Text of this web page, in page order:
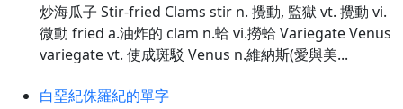
炒海瓜子 Stir-fried Clams stir n. 攪動, 監獄 vt. 攪動 vi.
微動 fried a.油炸的 clam n.蛤 vi.撈蛤 Variegate Venus
variegate vt. 使成斑駁 Venus n.維納斯(愛與美...
白堊紀侏羅紀的單字